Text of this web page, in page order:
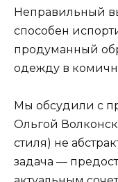
Неправильный
способен
продуманный
одежду в
Мы обсудили с
Ольгой
стиля) не
задача —